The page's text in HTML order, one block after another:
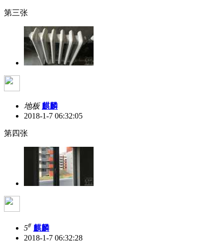
第三张
地板 麒麟
2018-1-7 06:32:05
第四张
5# 麒麟
2018-1-7 06:32:28